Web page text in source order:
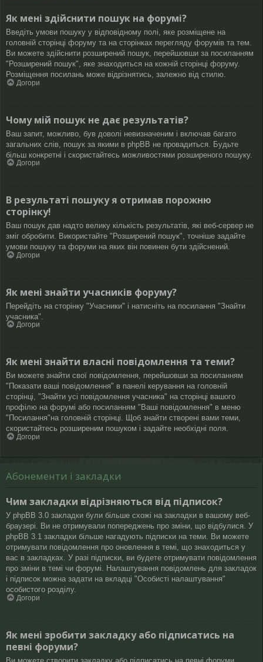
Як мені здійснити пошук на форумі?
Введіть умови пошуку у відповідному полі, яке розміщене на
головній сторінці форуму та на сторінках перегляду форумів та тем.
Ви можете здійснити розширений пошук, перейшовши за посиланням
"Розширений пошук", яке знаходиться на кожній сторінці форуму.
Розміщення посилань може відрізнятись, залежно від стилю.
Догори
Чому мій пошук не дає результатів?
Ваш запит, можливо, був доволі невизначеним і включав багато
загальних слів, пошук за якими в phpBB не провадиться. Будьте
більш конкретні і скористайтесь можливостями розширеного пошуку.
Догори
В результаті пошуку я отримав порожню
сторінку!
Ваш пошук дав надто велику кількість результатів, які веб-сервер не
зміг обробити. Використайте "Розширений пошук", точніше задайте
умови пошуку та форуми на яких він повинен бути здійснений.
Догори
Як мені знайти учасників форуму?
Перейдіть на сторінку "Учасники" і натисніть на посилання "Знайти
учасника".
Догори
Як мені знайти власні повідомлення та теми?
Ви можете знайти свої повідомлення, перейшовши за посиланням
"Показати ваші повідомлення" в панелі керування на головній
сторінці, "Знайти усі повідомлення учасника" на сторінці вашого
профілю на форумі або посиланням "Ваші повідомлення" в меню
"Посилання"на головній сторінці. Щоб знайти створені вами теми,
скористайтесь розширеним пошуком і задайте необхідні поля.
Догори
Абонементи і закладки
Чим закладки відрізняються від підписок?
У phpBB 3.0 закладки були більше схожі на закладки в вашому веб-
браузері. Ви не отримували попереджень про зміни, що відбулися. У
phpBB 3.1 закладки більше нагадують підписки на теми. Ви можете
отримувати повідомлення про оновлення в темі, що знаходиться у
вас в закладках. У разі підписки, ви будете отримувати повідомлення
про зміни в темі чи форумі. Налаштування повідомлень для закладок
і підписок можна задати на вкладці "Особисті налаштування"
особистого розділу.
Догори
Як мені зробити закладку або підписатись на
певні форуми?